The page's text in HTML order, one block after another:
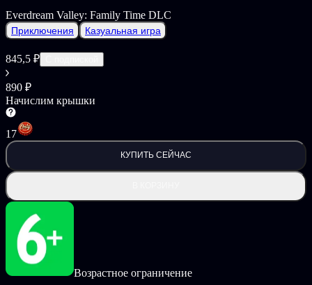
Everdream Valley: Family Time DLC
Приключения Казуальная игра
845,5 ₽
890 ₽
Начислим крышки
17
КУПИТЬ СЕЙЧАС
Возрастное ограничение